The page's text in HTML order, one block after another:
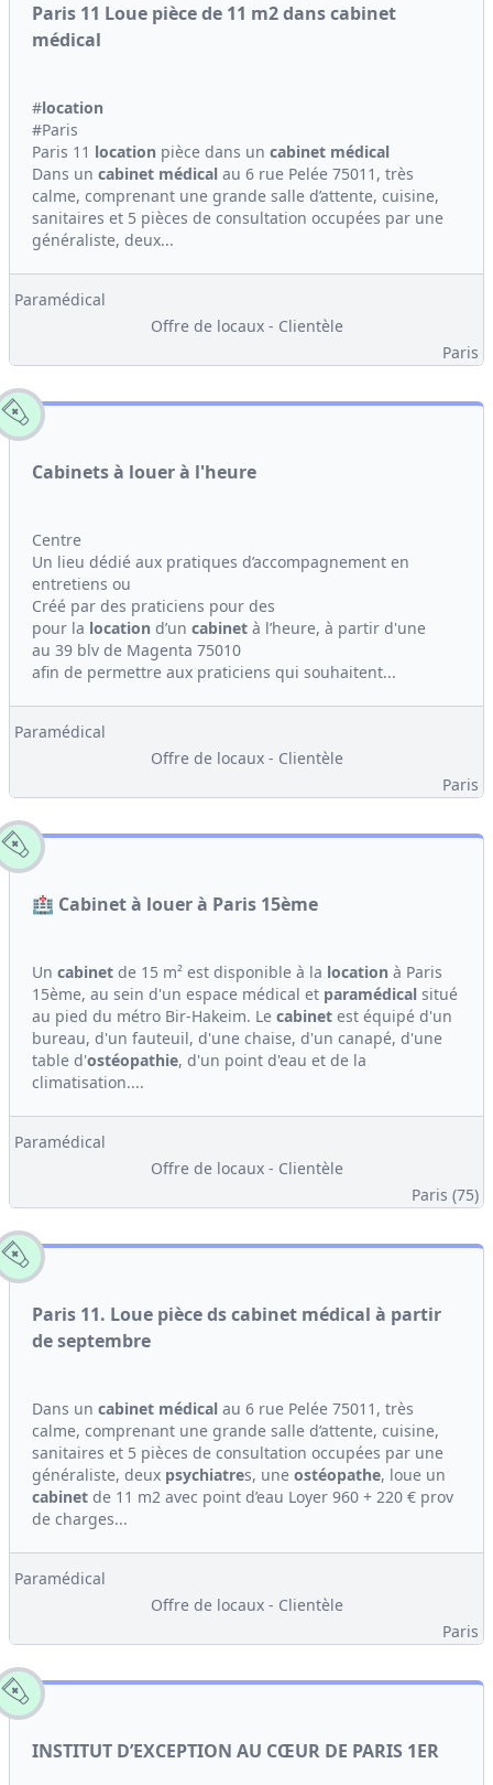
Paris 11 Loue pièce de 11 m2 dans cabinet
médical
#location
#Paris
Paris 11 location pièce dans un cabinet médical
Dans un cabinet médical au 6 rue Pelée 75011, très
calme, comprenant une grande salle d’attente, cuisine,
sanitaires et 5 pièces de consultation occupées par une
généraliste, deux...
Paramédical
Offre de locaux - Clientèle
Paris
Cabinets à louer à l'heure
Centre
Un lieu dédié aux pratiques d’accompagnement en
entretiens ou
Créé par des praticiens pour des
pour la location d’un cabinet à l’heure, à partir d'une
au 39 blv de Magenta 75010
afin de permettre aux praticiens qui souhaitent...
Paramédical
Offre de locaux - Clientèle
Paris
🏥 Cabinet à louer à Paris 15ème
Un cabinet de 15 m² est disponible à la location à Paris
15ème, au sein d'un espace médical et paramédical situé
au pied du métro Bir-Hakeim. Le cabinet est équipé d'un
bureau, d'un fauteuil, d'une chaise, d'un canapé, d'une
table d'ostéopathie, d'un point d'eau et de la
climatisation....
Paramédical
Offre de locaux - Clientèle
Paris (75)
Paris 11. Loue pièce ds cabinet médical à partir
de septembre
Dans un cabinet médical au 6 rue Pelée 75011, très
calme, comprenant une grande salle d’attente, cuisine,
sanitaires et 5 pièces de consultation occupées par une
généraliste, deux psychiatres, une ostéopathe, loue un
cabinet de 11 m2 avec point d’eau Loyer 960 + 220 € prov
de charges...
Paramédical
Offre de locaux - Clientèle
Paris
INSTITUT D’EXCEPTION AU CŒUR DE PARIS 1ER